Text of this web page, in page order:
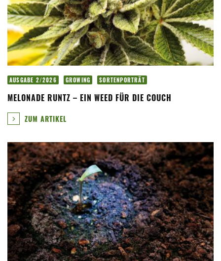
AUSGABE 2/2026 GROWING SORTENPORTRÄT
MELONADE RUNTZ – EIN WEED FÜR DIE COUCH
ZUM ARTIKEL